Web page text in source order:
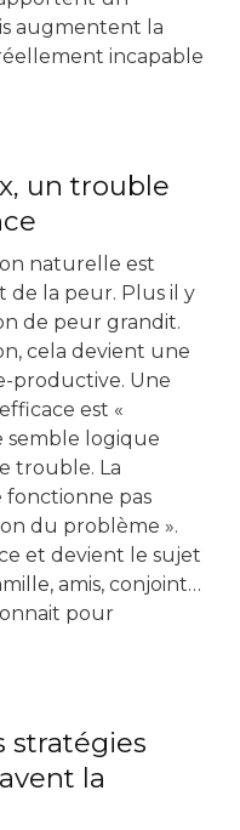
augmentent la
incapable
un trouble
naturelle est
de la peur. Plus il y
de peur grandit.
cela devient une
productive. Une
est «
semble logique
trouble. La
pas
du problème ».
et devient le sujet
amis, conjoint…
pour
stratégies
la